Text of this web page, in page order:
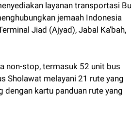
layanan transportasi
jemaah Indonesia
Jiad (Ajyad), Jabal Ka’bah,
non-stop, termasuk 52 unit bus
Sholawat melayani 21 rute yang
kartu panduan rute yang